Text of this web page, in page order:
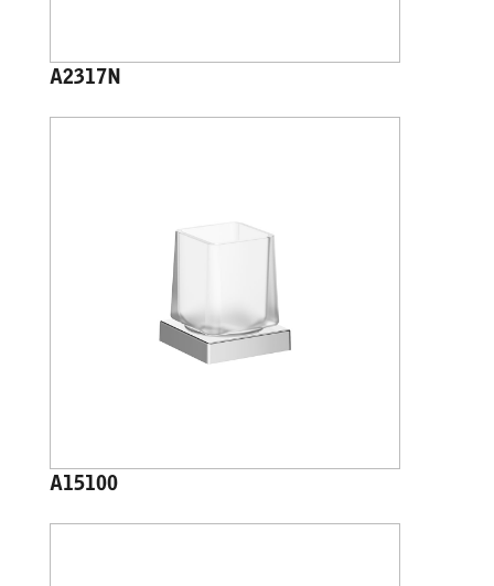
A2317N
A15100